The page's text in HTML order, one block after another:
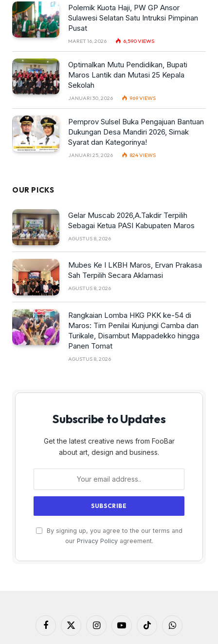
Polemik Kuota Haji, PW GP Ansor
Sulawesi Selatan Satu Intruksi Pimpinan
Pusat
MARET 16, 2026 6,590VIEWS
Optimalkan Mutu Pendidikan, Bupati
Maros Lantik dan Mutasi 25 Kepala
Sekolah
JANUARI 30, 2026 969VIEWS
Pemprov Sulsel Buka Pengajuan Bantuan
Dukungan Desa Mandiri 2026, Simak
Syarat dan Kategorinya!
JANUARI 25, 2026 824VIEWS
OUR PICKS
Gelar Muscab 2026,A.Takdir Terpilih
Sebagai Ketua PASI Kabupaten Maros
AGUSTUS 8, 2026
Mubes Ke I LKBH Maros, Ervan Prakasa
Sah Terpilih Secara Aklamasi
AGUSTUS 8, 2026
Rangkaian Lomba HKG PKK ke-54 di
Maros: Tim Penilai Kunjungi Camba dan
Turikale, Disambut Mappadekko hingga
Panen Tomat
AGUSTUS 8, 2026
Subscribe to Updates
Get the latest creative news from FooBar
about art, design and business.
By signing up, you agree to the our terms and
our Privacy Policyagreement.
Facebook
X
InstagramYouTubeTikTok WhatsApp